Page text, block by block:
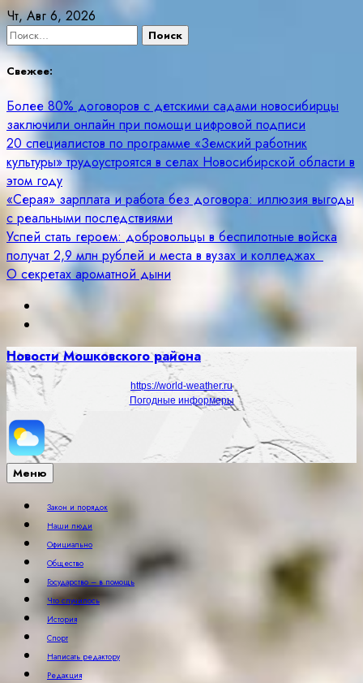
Skip
to
content
Чт, Авг 6, 2026
Найти:
Свежее:
Более 80% договоров с детскими садами новосибирцы
заключили онлайн при помощи цифровой подписи
20 специалистов по программе «Земский работник
культуры» трудоустроятся в селах Новосибирской области в
этом году
«Серая» зарплата и работа без договора: иллюзия выгоды
с реальными последствиями
Успей стать героем: добровольцы в беспилотные войска
получат 2,9 млн рублей и места в вузах и колледжах
О секретах ароматной дыни
Новости Мошковского района
https://world-weather.ru
Погодные информеры
Меню
Закон и порядок
Наши люди
Официально
Общество
Государство – в помощь
Что случилось
История
Спорт
Написать редактору
Редакция